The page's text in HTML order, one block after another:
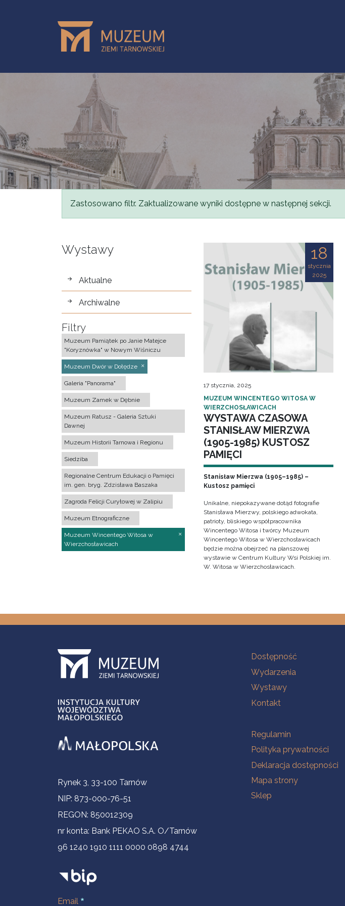
Komunikat
Zastosowano filtr. Zaktualizowane wyniki dostępne w następnej sekcji.
Wystawy
wystawy
Aktualne
Archiwalne
Filtry
Muzeum Pamiątek po Janie Matejce
"Koryznówka" w Nowym Wiśniczu
Muzeum Dwór w Dołędze
Galeria "Panorama"
Muzeum Zamek w Dębnie
Muzeum Ratusz - Galeria Sztuki
Dawnej
Muzeum Historii Tarnowa i Regionu
Siedziba
Regionalne Centrum Edukacji o Pamięci
im. gen. bryg. Zdzisława Baszaka
Zagroda Felicji Curyłowej w Zalipiu
Muzeum Etnograficzne
Muzeum Wincentego Witosa w
Wierzchosławicach
18
stycznia
2025
17 stycznia, 2025
MUZEUM WINCENTEGO WITOSA W
WIERZCHOSŁAWICACH
WYSTAWA CZASOWA
STANISŁAW MIERZWA
(1905-1985) KUSTOSZ
PAMIĘCI
Stanisław Mierzwa (1905–1985) –
Kustosz pamięci
Unikalne, niepokazywane dotąd fotografie
Stanisława Mierzwy, polskiego adwokata,
patrioty, bliskiego współpracownika
Wincentego Witosa i twórcy Muzeum
Wincentego Witosa w Wierzchosławicach
będzie można obejrzeć na planszowej
wystawie w Centrum Kultury Wsi Polskiej im.
W. Witosa w Wierzchosławicach.
Informacje kontaktowe
Rynek 3, 33-100 Tarnów
NIP: 873-000-76-51
REGON: 850012309
nr konta: Bank PEKAO S.A. O/Tarnów
96 1240 1910 1111 0000 0898 4744
Email
Na skróty
Dostępność
Wydarzenia
Wystawy
Kontakt
Na skróty
Regulamin
Polityka prywatności
Deklaracja dostępności
Mapa strony
Sklep